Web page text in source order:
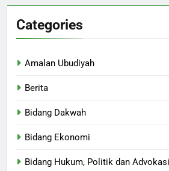
Categories
Amalan Ubudiyah
Berita
Bidang Dakwah
Bidang Ekonomi
Bidang Hukum, Politik dan Advokasi